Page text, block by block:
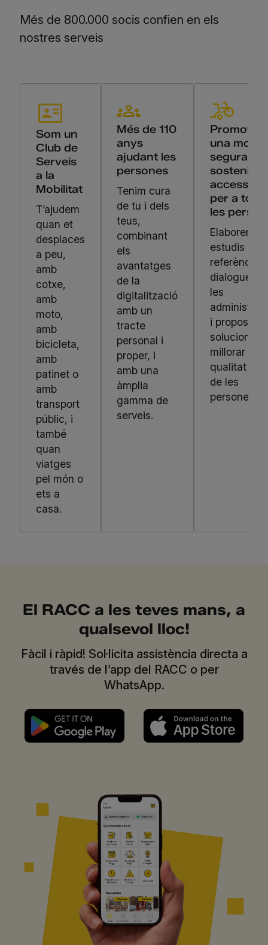
Més de 800.000 socis confien en els
nostres serveis
Som un
Club de
Serveis
a la
Mobilitat
T’ajudem
quan et
desplaces
a peu,
amb
cotxe,
amb
moto,
amb
bicicleta,
amb
patinet o
amb
transport
públic, i
també
quan
viatges
pel món o
ets a
casa.
Més de 110
anys
ajudant les
persones
Tenim cura
de tu i dels
teus,
combinant
els
avantatges
de la
digitalització
amb un
tracte
personal i
proper, i
amb una
àmplia
gamma de
serveis.
una
segura,
sostenible
accessible
per a
les
Elaborem
estudis de
referència,
dialoguem
les
i proposem
solucions
millorar la
qualitat de
de les
persones.
El RACC a les teves mans, a
qualsevol lloc!
Fàcil i ràpid! Sol·licita assistència directa a
través de l’app del RACC o per
WhatsApp.